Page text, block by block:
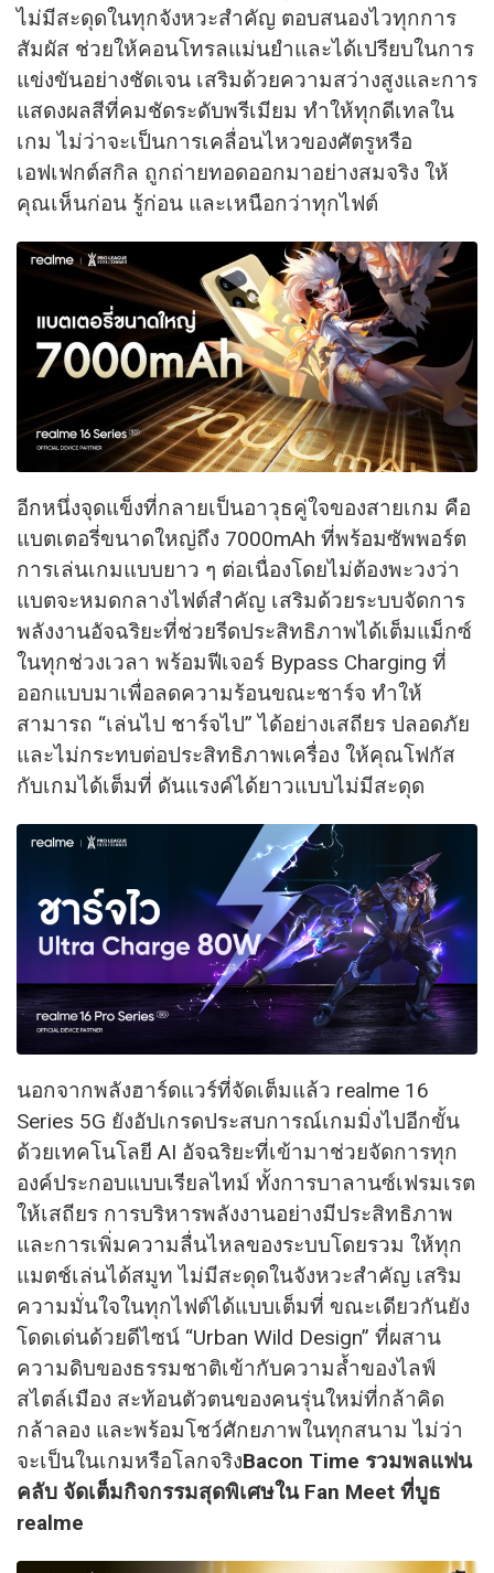
ไม่มีสะดุดในทุกจังหวะสำคัญ ตอบสนองไวทุกการ
สัมผัส ช่วยให้คอนโทรลแม่นยำและได้เปรียบในการ
แข่งขันอย่างชัดเจน เสริมด้วยความสว่างสูงและการ
แสดงผลสีที่คมชัดระดับพรีเมียม ทำให้ทุกดีเทลใน
เกม ไม่ว่าจะเป็นการเคลื่อนไหวของศัตรูหรือ
เอฟเฟกต์สกิล ถูกถ่ายทอดออกมาอย่างสมจริง ให้
คุณเห็นก่อน รู้ก่อน และเหนือกว่าทุกไฟต์
อีกหนึ่งจุดแข็งที่กลายเป็นอาวุธคู่ใจของสายเกม คือ
แบตเตอรี่ขนาดใหญ่ถึง 7000mAh ที่พร้อมซัพพอร์ต
การเล่นเกมแบบยาว ๆ ต่อเนื่องโดยไม่ต้องพะวงว่า
แบตจะหมดกลางไฟต์สำคัญ เสริมด้วยระบบจัดการ
พลังงานอัจฉริยะที่ช่วยรีดประสิทธิภาพได้เต็มแม็กซ์
ในทุกช่วงเวลา พร้อมฟีเจอร์ Bypass Charging ที่
ออกแบบมาเพื่อลดความร้อนขณะชาร์จ ทำให้
สามารถ “เล่นไป ชาร์จไป” ได้อย่างเสถียร ปลอดภัย
และไม่กระทบต่อประสิทธิภาพเครื่อง ให้คุณโฟกัส
กับเกมได้เต็มที่ ดันแรงค์ได้ยาวแบบไม่มีสะดุด
นอกจากพลังฮาร์ดแวร์ที่จัดเต็มแล้ว realme 16
Series 5G ยังอัปเกรดประสบการณ์เกมมิ่งไปอีกขั้น
ด้วยเทคโนโลยี AI อัจฉริยะที่เข้ามาช่วยจัดการทุก
องค์ประกอบแบบเรียลไทม์ ทั้งการบาลานซ์เฟรมเรต
ให้เสถียร การบริหารพลังงานอย่างมีประสิทธิภาพ
และการเพิ่มความลื่นไหลของระบบโดยรวม ให้ทุก
แมตช์เล่นได้สมูท ไม่มีสะดุดในจังหวะสำคัญ เสริม
ความมั่นใจในทุกไฟต์ได้แบบเต็มที่ ขณะเดียวกันยัง
โดดเด่นด้วยดีไซน์ “Urban Wild Design” ที่ผสาน
ความดิบของธรรมชาติเข้ากับความล้ำของไลฟ์
สไตล์เมือง สะท้อนตัวตนของคนรุ่นใหม่ที่กล้าคิด
กล้าลอง และพร้อมโชว์ศักยภาพในทุกสนาม ไม่ว่า
จะเป็นในเกมหรือโลกจริงBacon Time รวมพลแฟน
คลับ จัดเต็มกิจกรรมสุดพิเศษใน Fan Meet ที่บูธ
realme